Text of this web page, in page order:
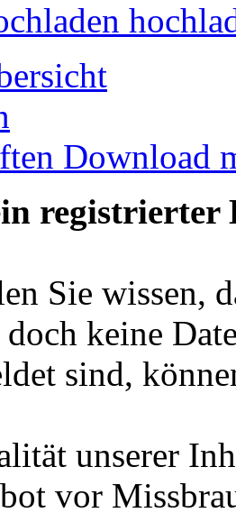
Download
registrierter
Sie wissen,
keine
sind,
unserer
vor